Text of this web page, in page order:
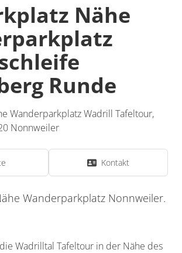
Nähe
Runde
Wanderparkplatz Wadrill Tafeltour,
Nonnweiler
Kontakt
Wanderparkplatz Nonnweiler.
Wadrilltal Tafeltour in der Nähe des